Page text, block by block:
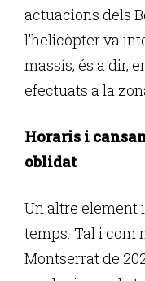
actuacions dels
l’helicòpter va
massís, és a dir,
efectuats a la
Horaris i
oblidat
Un altre element
temps. Tal i com
Montserrat de